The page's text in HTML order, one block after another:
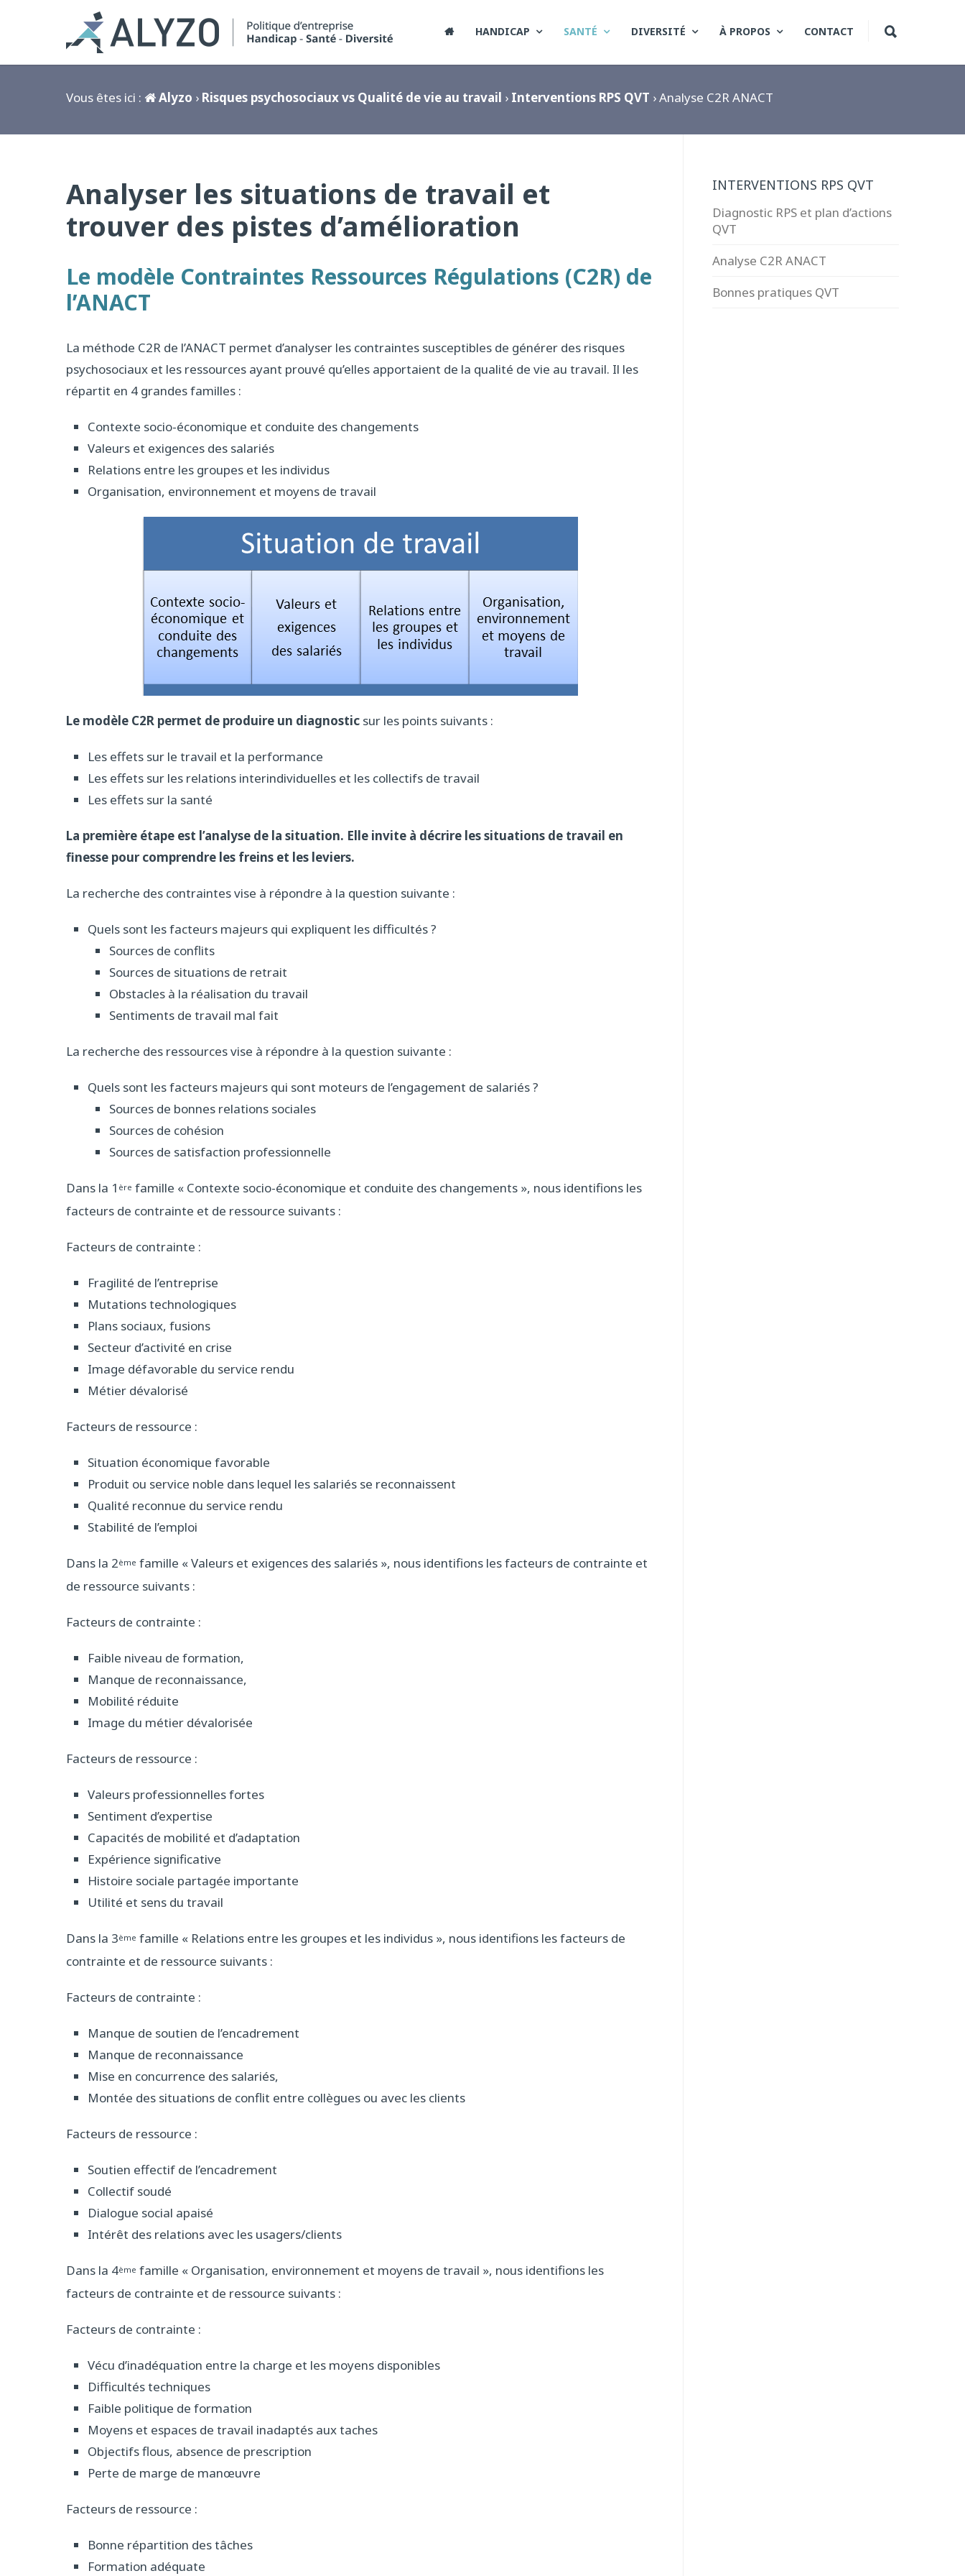
 HANDICAP SANTÉ DIVERSITÉ À PROPOS CONTACT
Vous êtes ici : Alyzo › Risques psychosociaux vs Qualité de vie au travail › Interventions RPS QVT › Analyse C2R ANACT
Analyser les situations de travail et
trouver des pistes d’amélioration
Le modèle Contraintes Ressources Régulations (C2R) de
l’ANACT
La méthode C2R de l’ANACT permet d’analyser les contraintes susceptibles de générer des risques
psychosociaux et les ressources ayant prouvé qu’elles apportaient de la qualité de vie au travail. Il les
répartit en 4 grandes familles :
Contexte socio-économique et conduite des changements
Valeurs et exigences des salariés
Relations entre les groupes et les individus
Organisation, environnement et moyens de travail
Le modèle C2R permet de produire un diagnostic sur les points suivants :
Les effets sur le travail et la performance
Les effets sur les relations interindividuelles et les collectifs de travail
Les effets sur la santé
La première étape est l’analyse de la situation. Elle invite à décrire les situations de travail en
finesse pour comprendre les freins et les leviers.
La recherche des contraintes vise à répondre à la question suivante :
Quels sont les facteurs majeurs qui expliquent les difficultés ?
Sources de conflits
Sources de situations de retrait
Obstacles à la réalisation du travail
Sentiments de travail mal fait
La recherche des ressources vise à répondre à la question suivante :
Quels sont les facteurs majeurs qui sont moteurs de l’engagement de salariés ?
Sources de bonnes relations sociales
Sources de cohésion
Sources de satisfaction professionnelle
Dans la 1 ère famille « Contexte socio-économique et conduite des changements », nous identifions les
facteurs de contrainte et de ressource suivants :
Facteurs de contrainte :
Fragilité de l’entreprise
Mutations technologiques
Plans sociaux, fusions
Secteur d’activité en crise
Image défavorable du service rendu
Métier dévalorisé
Facteurs de ressource :
Situation économique favorable
Produit ou service noble dans lequel les salariés se reconnaissent
Qualité reconnue du service rendu
Stabilité de l’emploi
Dans la 2ème famille « Valeurs et exigences des salariés », nous identifions les facteurs de contrainte et
de ressource suivants :
Facteurs de contrainte :
Faible niveau de formation,
Manque de reconnaissance,
Mobilité réduite
Image du métier dévalorisée
Facteurs de ressource :
Valeurs professionnelles fortes
Sentiment d’expertise
Capacités de mobilité et d’adaptation
Expérience significative
Histoire sociale partagée importante
Utilité et sens du travail
Dans la 3ème famille « Relations entre les groupes et les individus », nous identifions les facteurs de
contrainte et de ressource suivants :
Facteurs de contrainte :
Manque de soutien de l’encadrement
Manque de reconnaissance
Mise en concurrence des salariés,
Montée des situations de conflit entre collègues ou avec les clients
Facteurs de ressource :
Soutien effectif de l’encadrement
Collectif soudé
Dialogue social apaisé
Intérêt des relations avec les usagers/clients
Dans la 4ème famille « Organisation, environnement et moyens de travail », nous identifions les
facteurs de contrainte et de ressource suivants :
Facteurs de contrainte :
Vécu d’inadéquation entre la charge et les moyens disponibles
Difficultés techniques
Faible politique de formation
Moyens et espaces de travail inadaptés aux taches
Objectifs flous, absence de prescription
Perte de marge de manœuvre
Facteurs de ressource :
Bonne répartition des tâches
Formation adéquate
INTERVENTIONS RPS QVT
Diagnostic RPS et plan d’actions
QVT
Analyse C2R ANACT
Bonnes pratiques QVT